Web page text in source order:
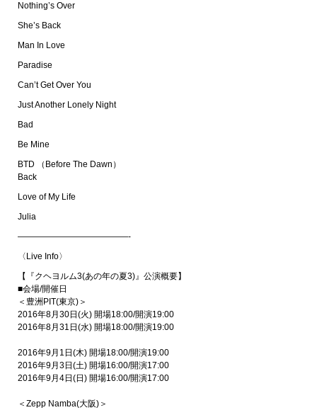
Nothing’s Over
She’s Back
Man In Love
Paradise
Can’t Get Over You
Just Another Lonely Night
Bad
Be Mine
BTD （Before The Dawn）
Back
Love of My Life
Julia
—————————————-
〈Live Info〉
【『クヘヨルム3(あの年の夏3)』公演概要】
■会場/開催日
＜豊洲PIT(東京)＞
2016年8月30日(火) 開場18:00/開演19:00
2016年8月31日(水) 開場18:00/開演19:00
2016年9月1日(木) 開場18:00/開演19:00
2016年9月3日(土) 開場16:00/開演17:00
2016年9月4日(日) 開場16:00/開演17:00
＜Zepp Namba(大阪)＞